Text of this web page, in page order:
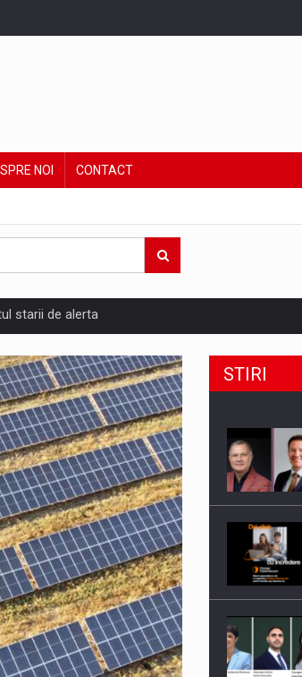
NOI CONTACT
starii de alerta
pot risca retragerea produselor din piata
SCENE
ROMANIA
STIRI